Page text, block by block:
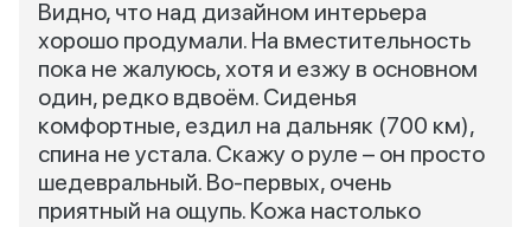
Видно, что над дизайном интерьера
хорошо продумали. На вместительность
пока не жалуюсь, хотя и езжу в основном
один, редко вдвоём. Сиденья
комфортные, ездил на дальняк (700 км),
спина не устала. Скажу о руле – он просто
шедевральный. Во-первых, очень
приятный на ощупь. Кожа настолько